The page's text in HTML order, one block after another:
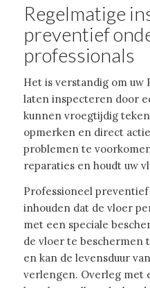
Regelmatige
preventief
professionals
Het is verstandig om uw
laten inspecteren door
kunnen vroegtijdig
opmerken en direct
problemen te
reparaties en houdt uw
Professioneel preventief
inhouden dat de vloer
met een speciale
de vloer te beschermen
en kan de levensduur
verlengen. Overleg met